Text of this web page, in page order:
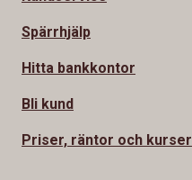
Spärrhjälp
Hitta bankkontor
Bli kund
Priser, räntor och kurser